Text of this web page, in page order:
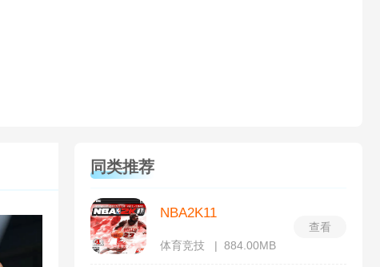
同类推荐
NBA2K11
体育竞技 884.00MB
查看